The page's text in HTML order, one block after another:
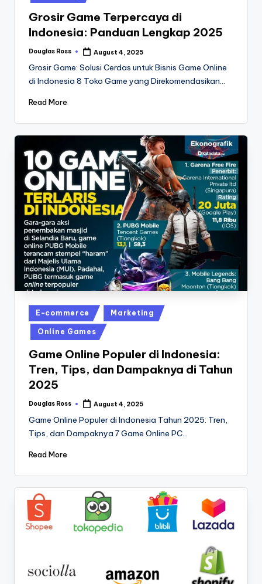
Grosir Game Terpercaya di
Indonesia: Panduan Lengkap 2025
Posted
Douglas Ross August 4, 2025
Grosir Game: Solusi Cerdas untuk Bisnis Game Online
di Indonesia 8 Toko Game yang Direkomendasikan…
Read More
Posted
in
E-commerce Marketing
Online Games
Game Online Populer di Indonesia:
Tren, Tips, dan Dampaknya di Tahun
2025
Posted
Douglas Ross August 4, 2025
Game Online Populer di Indonesia Tahun 2025: Tren,
Tips, dan Dampaknya 7 Game Online PC…
Read More